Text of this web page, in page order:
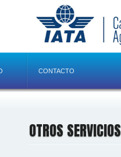
CONTACTO
OTROS SERVICIOS